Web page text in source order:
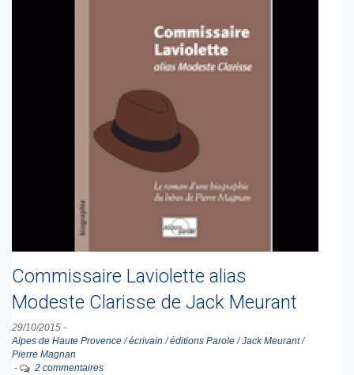
Commissaire Laviolette alias
Modeste Clarisse de Jack Meurant
29/10/2015 -
Alpes de Haute Provence /écrivain /éditions Parole /Jack Meurant/
Pierre Magnan
-
2 commentaires